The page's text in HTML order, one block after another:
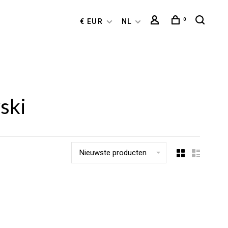
€ EUR NL 0
Nieuwste producten